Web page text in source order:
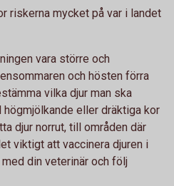
riskerna mycket på var i landet
vara större och
och hösten förra
vilka djur man ska
eller dräktiga kor
djur norrut, till områden där
viktigt att vaccinera djuren i
din veterinär och följ